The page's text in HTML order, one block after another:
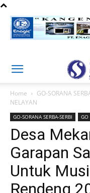
Home GO-SORANA
NELAYAN
GO-SORANA SERBA-SERBI GO
Desa
Garapan
Untuk
Rendeng